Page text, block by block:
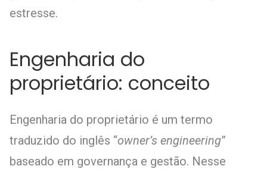
estresse.
Engenharia do
proprietário: conceito
Engenharia do proprietário é um termo
traduzido do inglês “owner’s engineering”
baseado em governança e gestão. Nesse